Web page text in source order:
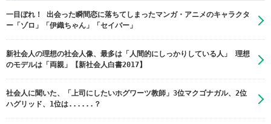
一目ぼれ！ 出会った瞬間恋に落ちてしまったマンガ・アニメのキャラクタ
ー「ゾロ」「伊織ちゃん」「セイバー」
新社会人の理想の社会人像、最多は「人間的にしっかりしている人」 理想
のモデルは「両親」【新社会人白書2017】
社会人に聞いた、「上司にしたいホグワーツ教師」3位マクゴナガル、2位
ハグリッド、1位は......？